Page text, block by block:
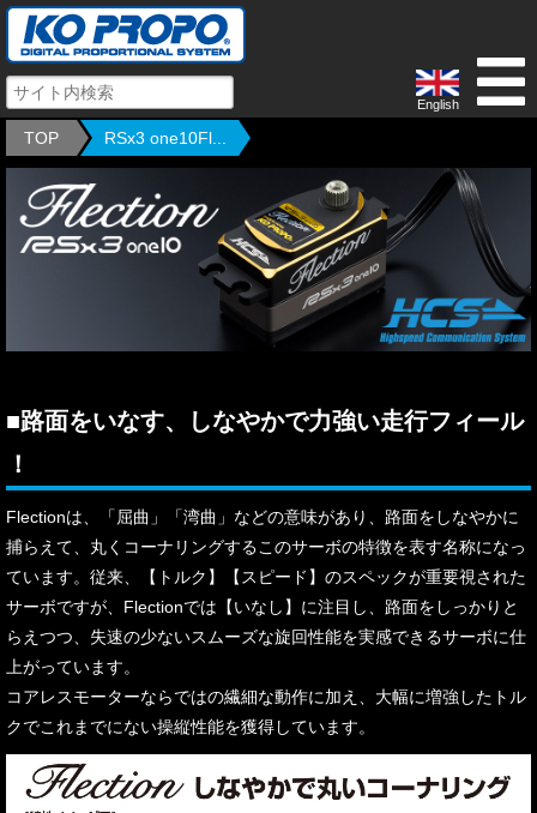
English
TOP RSx3 one10Fl...
■路面をいなす、しなやかで力強い走行フィール
！
Flectionは、「屈曲」「湾曲」などの意味があり、路面をしなやかに
捕らえて、丸くコーナリングするこのサーボの特徴を表す名称になっ
ています。従来、【トルク】【スピード】のスペックが重要視された
サーボですが、Flectionでは【いなし】に注目し、路面をしっかりと
らえつつ、失速の少ないスムーズな旋回性能を実感できるサーボに仕
上がっています。
コアレスモーターならではの繊細な動作に加え、大幅に増強したトル
クでこれまでにない操縦性能を獲得しています。